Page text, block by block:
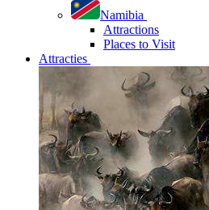
Namibia
Attractions
Places to Visit
Attracties